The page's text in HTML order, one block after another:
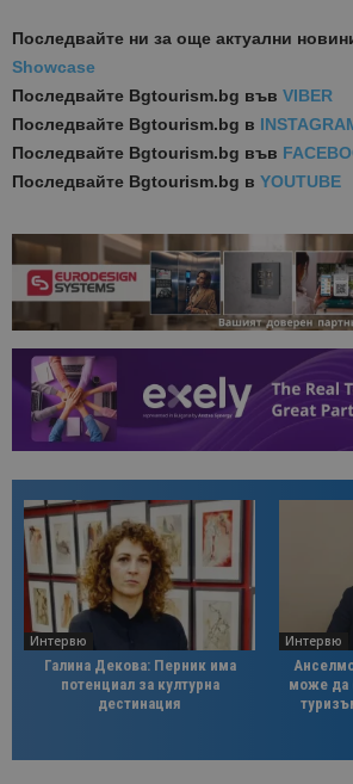
Последвайте ни за още актуални
Showcase
Последвайте Bgtourism.bg във VIBER
Последвайте Bgtourism.bg в
Последвайте Bgtourism.bg във
Последвайте Bgtourism.bg в YOUTUBE
Интервю
Галина Декова: Перник има
потенциал за културна
дестинация
Интервю
може да